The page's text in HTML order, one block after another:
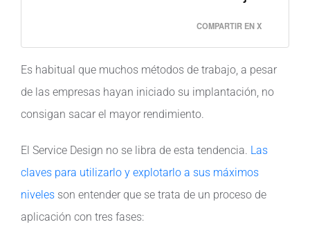
COMPARTIR EN X
Es habitual que muchos métodos de trabajo, a pesar
de las empresas hayan iniciado su implantación, no
consigan sacar el mayor rendimiento.
El Service Design no se libra de esta tendencia. Las
claves para utilizarlo y explotarlo a sus máximos
niveles son entender que se trata de un proceso de
aplicación con tres fases: